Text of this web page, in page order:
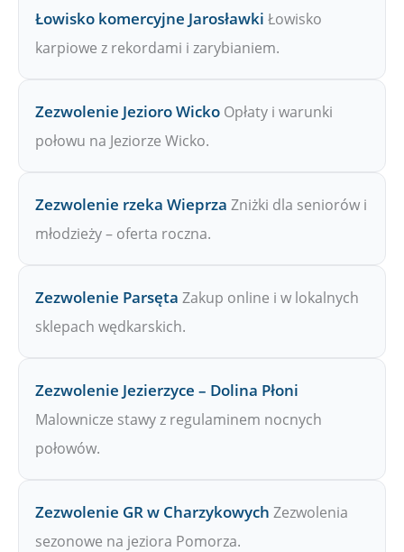
Łowisko komercyjne Jarosławki Łowisko
karpiowe z rekordami i zarybianiem.
Zezwolenie Jezioro Wicko Opłaty i warunki
połowu na Jeziorze Wicko.
Zezwolenie rzeka Wieprza Zniżki dla seniorów i
młodzieży – oferta roczna.
Zezwolenie Parsęta Zakup online i w lokalnych
sklepach wędkarskich.
Zezwolenie Jezierzyce – Dolina Płoni
Malownicze stawy z regulaminem nocnych
połowów.
Zezwolenie GR w Charzykowych Zezwolenia
sezonowe na jeziora Pomorza.